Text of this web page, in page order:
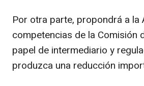
Por otra parte, propondrá a
competencias de la Comisión
papel de intermediario y
produzca una reducción